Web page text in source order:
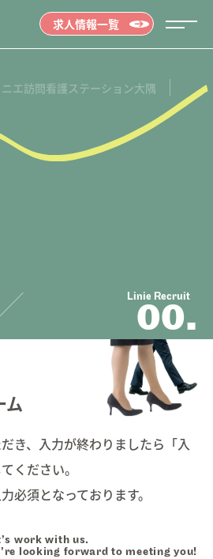
求人情報一覧
ワークスタイル
ニエ訪問看護ステーション大隅
Linie Recruit
00.
ム
き、入力が終わりましたら「入
ください。
必須となっております。
work with us.
looking forward to meeting you!